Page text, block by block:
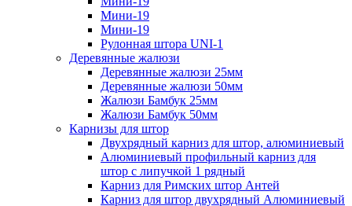
Мини-19
Мини-19
Рулонная штора UNI-1
Деревянные жалюзи
Деревянные жалюзи 25мм
Деревянные жалюзи 50мм
Жалюзи Бамбук 25мм
Жалюзи Бамбук 50мм
Карнизы для штор
Двухрядный карниз для штор, алюминиевый
Алюминиевый профильный карниз для
штор с липучкой 1 рядный
Карниз для Римских штор Антей
Карниз для штор двухрядный Алюминиевый